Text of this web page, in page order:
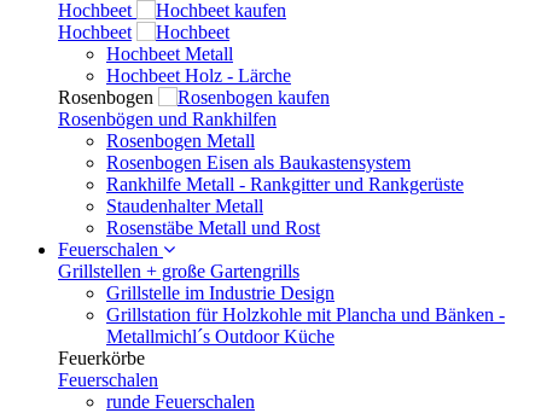
Hochbeet
Hochbeet
Hochbeet Metall
Hochbeet Holz - Lärche
Rosenbogen
Rosenbögen und Rankhilfen
Rosenbogen Metall
Rosenbogen Eisen als Baukastensystem
Rankhilfe Metall - Rankgitter und Rankgerüste
Staudenhalter Metall
Rosenstäbe Metall und Rost
Feuerschalen
Grillstellen + große Gartengrills
Grillstelle im Industrie Design
Grillstation für Holzkohle mit Plancha und Bänken -
Metallmichl´s Outdoor Küche
Feuerkörbe
Feuerschalen
runde Feuerschalen